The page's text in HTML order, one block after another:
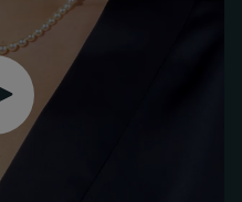
ausgeführt werden